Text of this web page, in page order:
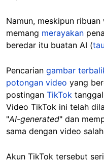
Namun, meskipun
memang merayakan
beredar itu buatan AI (
Pencarian gambar
potongan video yang
postingan TikTok
Video TikTok ini telah
"AI-generated" dan
sama dengan video
Akun TikTok tersebut